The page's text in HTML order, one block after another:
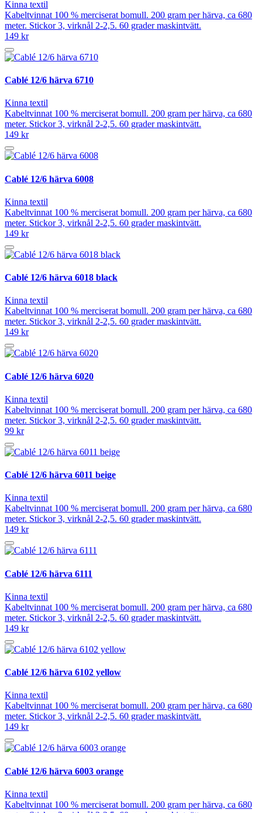
Kinna textil
Kabeltvinnat 100 % merciserat bomull. 200 gram per härva, ca 680
meter. Stickor 3, virknål 2-2,5. 60 grader maskintvätt.
149 kr
Cablé 12/6 härva 6710
Kinna textil
Kabeltvinnat 100 % merciserat bomull. 200 gram per härva, ca 680
meter. Stickor 3, virknål 2-2,5. 60 grader maskintvätt.
149 kr
Cablé 12/6 härva 6008
Kinna textil
Kabeltvinnat 100 % merciserat bomull. 200 gram per härva, ca 680
meter. Stickor 3, virknål 2-2,5. 60 grader maskintvätt.
149 kr
Cablé 12/6 härva 6018 black
Kinna textil
Kabeltvinnat 100 % merciserat bomull. 200 gram per härva, ca 680
meter. Stickor 3, virknål 2-2,5. 60 grader maskintvätt.
149 kr
Cablé 12/6 härva 6020
Kinna textil
Kabeltvinnat 100 % merciserat bomull. 200 gram per härva, ca 680
meter. Stickor 3, virknål 2-2,5. 60 grader maskintvätt.
99 kr
Cablé 12/6 härva 6011 beige
Kinna textil
Kabeltvinnat 100 % merciserat bomull. 200 gram per härva, ca 680
meter. Stickor 3, virknål 2-2,5. 60 grader maskintvätt.
149 kr
Cablé 12/6 härva 6111
Kinna textil
Kabeltvinnat 100 % merciserat bomull. 200 gram per härva, ca 680
meter. Stickor 3, virknål 2-2,5. 60 grader maskintvätt.
149 kr
Cablé 12/6 härva 6102 yellow
Kinna textil
Kabeltvinnat 100 % merciserat bomull. 200 gram per härva, ca 680
meter. Stickor 3, virknål 2-2,5. 60 grader maskintvätt.
149 kr
Cablé 12/6 härva 6003 orange
Kinna textil
Kabeltvinnat 100 % merciserat bomull. 200 gram per härva, ca 680